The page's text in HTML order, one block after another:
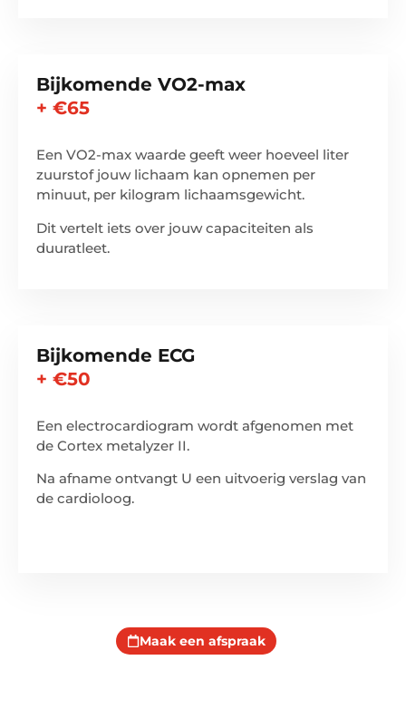
Bijkomende VO2-max
+ €65
Een VO2-max waarde geeft weer hoeveel liter
zuurstof jouw lichaam kan opnemen per
minuut, per kilogram lichaamsgewicht.
Dit vertelt iets over jouw capaciteiten als
duuratleet.
Bijkomende ECG
+ €50
Een electrocardiogram wordt afgenomen met
de Cortex metalyzer II.
Na afname ontvangt U een uitvoerig verslag van
de cardioloog.
Maak een afspraak